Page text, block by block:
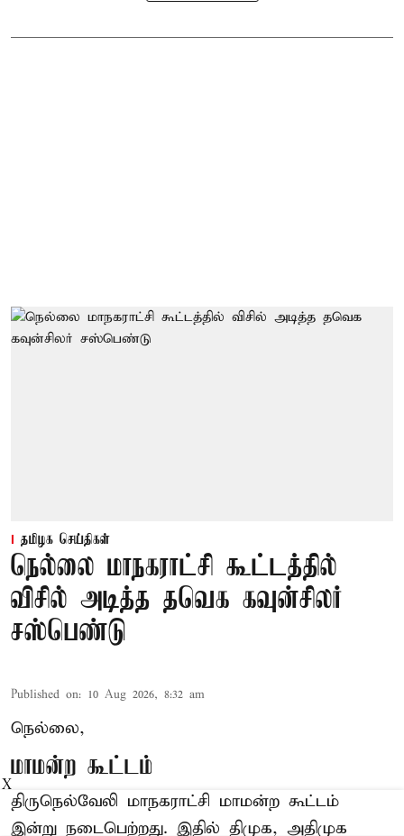
தமிழக செய்திகள்
நெல்லை மாநகராட்சி கூட்டத்தில்
விசில் அடித்த தவெக கவுன்சிலர்
சஸ்பெண்டு
Published on: 10 Aug 2026, 8:32 am
நெல்லை,
மாமன்ற கூட்டம்
திருநெல்வேலி மாநகராட்சி மாமன்ற கூட்டம்
இன்று நடைபெற்றது. இதில் திமுக, அதிமுக
X